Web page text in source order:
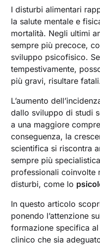
I disturbi alimentari
la salute mentale e
mortalità. Negli ultimi
sempre più precoce,
sviluppo psicofisico.
tempestivamente,
più gravi, risultare
L’aumento
dallo sviluppo di studi
a una maggiore
conseguenza, la
scientifica si riscontra
sempre più
professionali coinvolte
disturbi, come lo
In questo articolo
ponendo l’attenzione
formazione specifica
clinico che sia